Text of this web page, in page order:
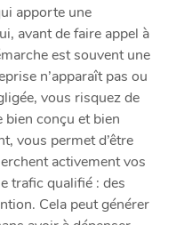
apporte une
avant de faire appel à
est souvent une
n’apparaît pas ou
vous risquez de
conçu et bien
vous permet d’être
activement vos
trafic qualifié : des
Cela peut générer